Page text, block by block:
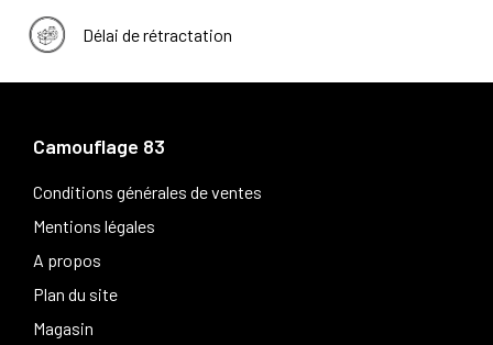
Délai de rétractation
Camouflage 83
Conditions générales de ventes
Mentions légales
A propos
Plan du site
Magasin